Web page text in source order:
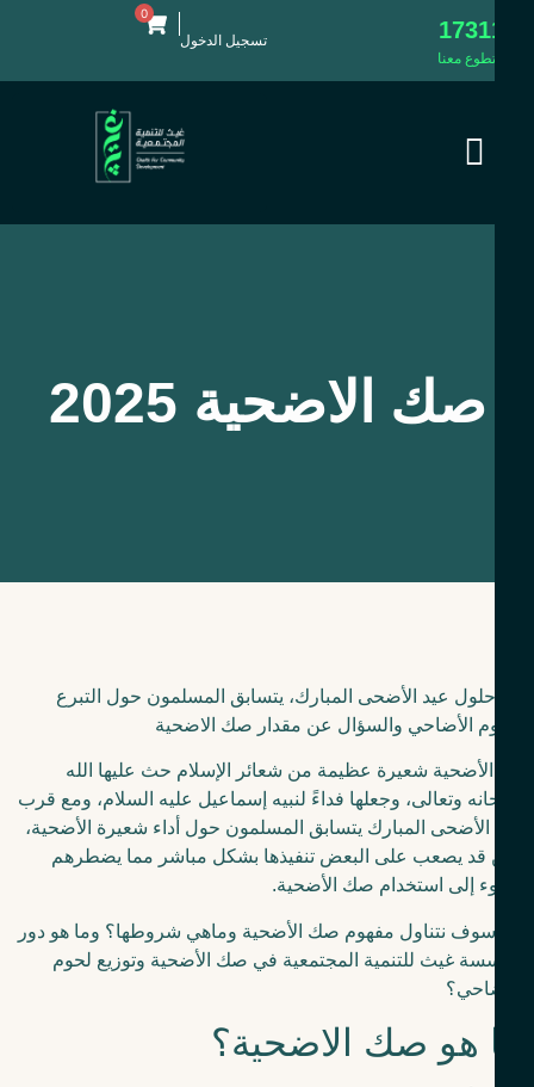
تطوع معنا
تسجيل الدخول
صك الاضحية 2025
عيد الأضحى المبارك، يتسابق المسلمون حول التبرع
الأضاحي والسؤال عن مقدار صك الاضحية
الأضحية شعيرة عظيمة من شعائر الإسلام حث عليها الله
وتعالى، وجعلها فداءً لنبيه إسماعيل عليه السلام، ومع قرب
الأضحى المبارك يتسابق المسلمون حول أداء شعيرة الأضحية،
قد يصعب على البعض تنفيذها بشكل مباشر مما يضطرهم
إلى استخدام صك الأضحية.
سوف نتناول مفهوم صك الأضحية وماهي شروطها؟ وما هو دور
غيث للتنمية المجتمعية في صك الأضحية وتوزيع لحوم
هو صك الاضحية؟